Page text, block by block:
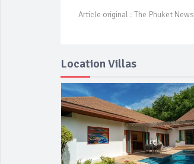
Article original : The Phuket News
Location Villas